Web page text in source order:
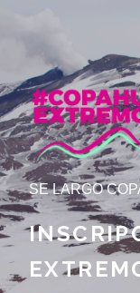
SE LARGO